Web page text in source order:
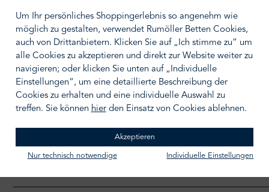
56 58
IN DEN WARENKORB
Zum Merkzettel hinzufügen
Um Ihr persönliches Shoppingerlebnis so angenehm wie
möglich zu gestalten, verwendet Rumöller Betten Cookies,
auch von Drittanbietern. Klicken Sie auf „Ich stimme zu“ um
alle Cookies zu akzeptieren und direkt zur Website weiter zu
navigieren; oder klicken Sie unten auf „Individuelle
Einstellungen“, um eine detaillierte Beschreibung der
Cookies zu erhalten und eine individuelle Auswahl zu
treffen. Sie können hierden Einsatz von Cookies ablehnen.
Akzeptieren
Nur technisch notwendige Individuelle Einstellungen